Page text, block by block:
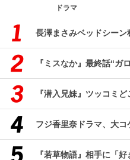
ドラマ
長澤まさみベッドシーン
『ミスなか』最終話“ガ
『潜入兄妹』ツッコミ
フジ香里奈ドラマ、大コ
『若草物語』相手に「